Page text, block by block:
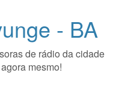
- BA
de rádio da cidade
mesmo!